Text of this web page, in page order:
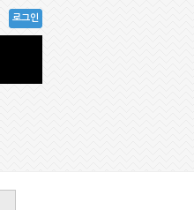
로그인